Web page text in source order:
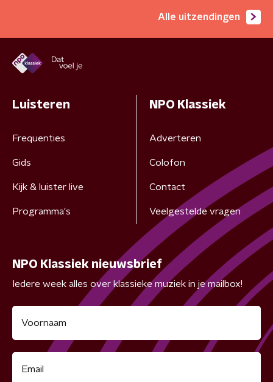
Alle uitzendingen
Luisteren
Frequenties
Gids
Kijk & luister live
Programma's
NPO Klassiek
Adverteren
Colofon
Contact
Veelgestelde vragen
NPO Klassiek nieuwsbrief
Iedere week alles over klassieke muziek in je mailbox!